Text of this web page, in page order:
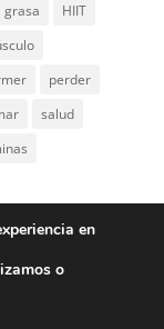
grasa
HIIT
perder
salud
en
o